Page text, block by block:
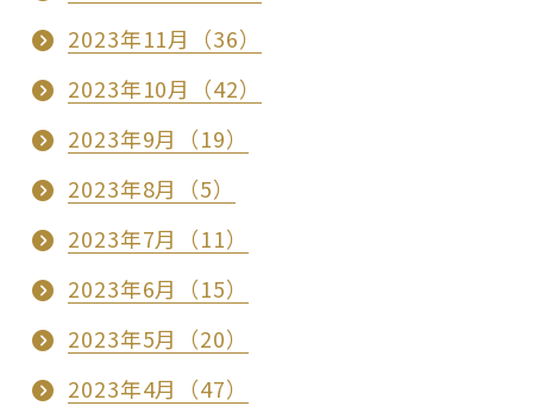
2023年11月（36）
2023年10月（42）
2023年9月（19）
2023年8月（5）
2023年7月（11）
2023年6月（15）
2023年5月（20）
2023年4月（47）